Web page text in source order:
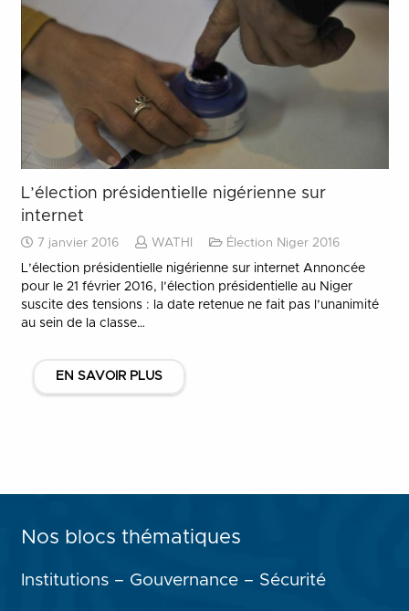
L’élection présidentielle nigérienne sur
internet
7 janvier 2016 WATHI
Élection Niger 2016
L’élection présidentielle nigérienne sur internet Annoncée
pour le 21 février 2016, l’élection présidentielle au Niger
suscite des tensions : la date retenue ne fait pas l’unanimité
au sein de la classe…
EN SAVOIR PLUS
Nos blocs thématiques
Institutions – Gouvernance – Sécurité